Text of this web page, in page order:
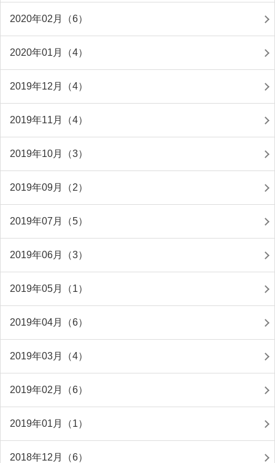
2020年02月（6）
2020年01月（4）
2019年12月（4）
2019年11月（4）
2019年10月（3）
2019年09月（2）
2019年07月（5）
2019年06月（3）
2019年05月（1）
2019年04月（6）
2019年03月（4）
2019年02月（6）
2019年01月（1）
2018年12月（6）